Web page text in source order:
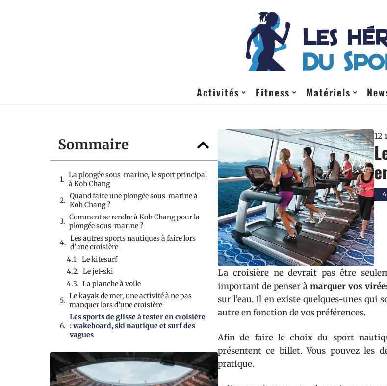
Activités Fitness Matériels
Sommaire
La plongée sous-marine, le sport principal
à Koh Chang
Quand faire une plongée sous-marine à
Koh Chang ?
Comment se rendre à Koh Chang pour la
plongée sous-marine ?
Les autres sports nautiques à faire lors
d’une croisière
Le kitesurf
Le jet-ski
La planche à voile
Le kayak de mer, une activité à ne pas
manquer lors d’une croisière
Les sports de glisse à tester en croisière
: wakeboard, ski nautique et surf des
vagues
12
La croisière ne devrait pas être
important de penser à marquer vos
sur l’eau. Il en existe quelques-unes qui
autre en fonction de vos préférences.
Afin de faire le choix du sport
présentent ce billet. Vous pouvez les
pratique.